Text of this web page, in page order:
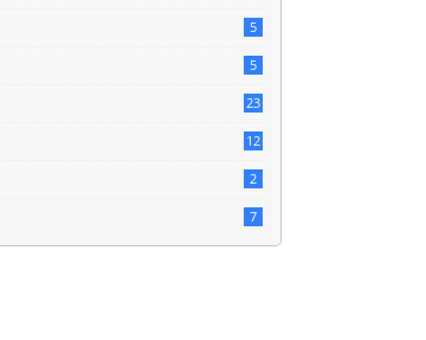
5
5
23
12
2
7